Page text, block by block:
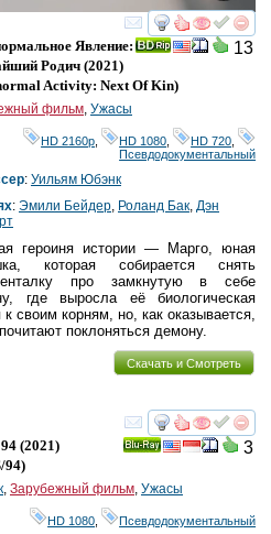
смотреть
13
Явление:
Родич(2021)
Activity: Next Of Kin)
фильм Ужасы
HD 2160р HD 1080 HD 720
Псевдодокументальный
: Уильям Юбэнк
: Эмили Бейдер Роланд Бак Дэн
героиня истории — Марго, юная
которая собирается снять
про замкнутую в себе
где выросла её биологическая
своим корням, но, как оказывается,
поклоняться демону.
Скачать и Смотреть
смотреть
3
(2021)
94)
, Зарубежный фильм, Ужасы
HD 1080, Псевдодокументальный